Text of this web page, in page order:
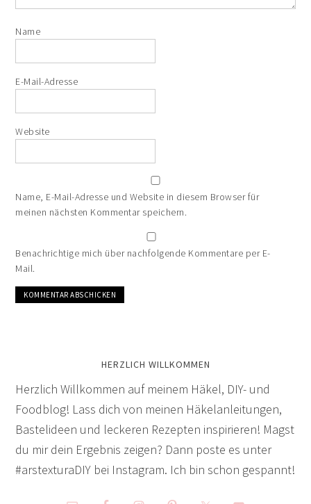
Name
E-Mail-Adresse
Website
Name, E-Mail-Adresse und Website in diesem Browser für
meinen nächsten Kommentar speichern.
Benachrichtige mich über nachfolgende Kommentare per E-
Mail.
HERZLICH WILLKOMMEN
Herzlich Willkommen auf meinem Häkel, DIY- und
Foodblog! Lass dich von meinen Häkelanleitungen,
Bastelideen und leckeren Rezepten inspirieren! Magst
du mir dein Ergebnis zeigen? Dann poste es unter
#arstexturaDIY bei Instagram. Ich bin schon gespannt!